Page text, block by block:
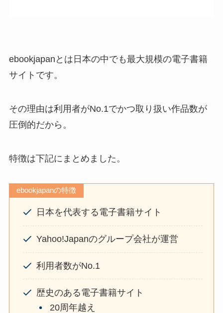
ebookjapanとは日本の中でも最大規模の電子書籍
サイトです。
その理由は利用者がNo.1でかつ取り扱い作品数が
圧倒的だから。
特徴は下記にまとめました。
ebookjapanの特徴
日本を代表する電子書籍サイト
Yahoo!Japanのグループ会社が運営
利用者数がNo.1
歴史のある電子書籍サイト
20周年越え